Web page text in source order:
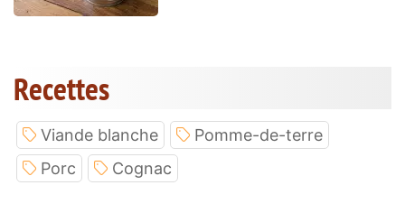
Recettes
Viande blanche
Pomme-de-terre
Porc
Cognac